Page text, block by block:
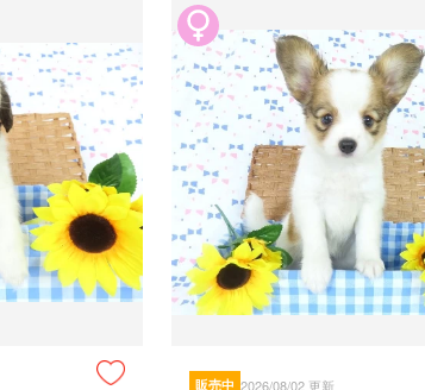
販売中 2026/08/02 更新